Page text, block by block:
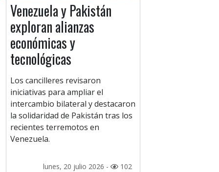
Venezuela y Pakistán
exploran alianzas
económicas y
tecnológicas
Los cancilleres revisaron
iniciativas para ampliar el
intercambio bilateral y destacaron
la solidaridad de Pakistán tras los
recientes terremotos en
Venezuela.
lunes, 20 julio 2026 - 102